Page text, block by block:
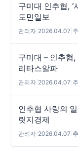
구미대 인추협, ‘
도민일보
관리자 2026.04.07
구미대 – 인추협,
리타스알파
관리자 2026.04.07
인추협 사랑의
릿지경제
관리자 2026.04.07